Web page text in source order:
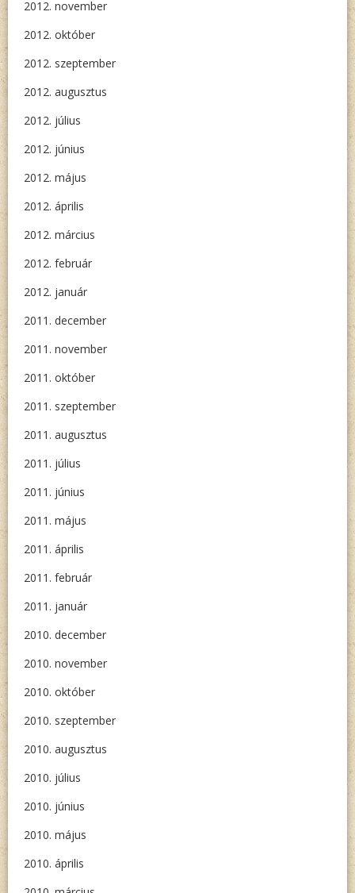
2012. november
2012. október
2012. szeptember
2012. augusztus
2012. július
2012. június
2012. május
2012. április
2012. március
2012. február
2012. január
2011. december
2011. november
2011. október
2011. szeptember
2011. augusztus
2011. július
2011. június
2011. május
2011. április
2011. február
2011. január
2010. december
2010. november
2010. október
2010. szeptember
2010. augusztus
2010. július
2010. június
2010. május
2010. április